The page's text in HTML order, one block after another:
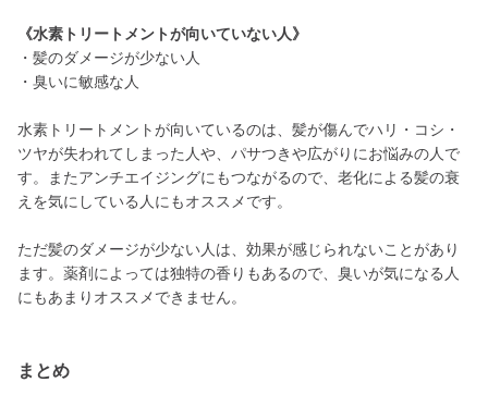
《水素トリートメントが向いていない人》
・髪のダメージが少ない人
・臭いに敏感な人
水素トリートメントが向いているのは、髪が傷んでハリ・コシ・
ツヤが失われてしまった人や、パサつきや広がりにお悩みの人で
す。またアンチエイジングにもつながるので、老化による髪の衰
えを気にしている人にもオススメです。
ただ髪のダメージが少ない人は、効果が感じられないことがあり
ます。薬剤によっては独特の香りもあるので、臭いが気になる人
にもあまりオススメできません。
まとめ